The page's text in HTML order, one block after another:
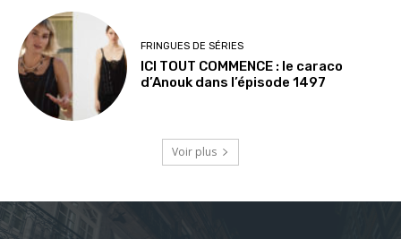
FRINGUES DE SÉRIES
ICI TOUT COMMENCE : le caraco
d’Anouk dans l’épisode 1497
Voir plus